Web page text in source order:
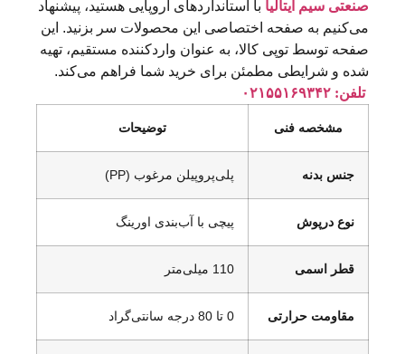
صنعتی سیم ایتالیا با استانداردهای اروپایی هستید، پیشنهاد
می‌کنیم به صفحه اختصاصی این محصولات سر بزنید. این
صفحه توسط توپی کالا، به عنوان واردکننده مستقیم، تهیه
شده و شرایطی مطمئن برای خرید شما فراهم می‌کند.
تلفن: ۰۲۱۵۵۱۶۹۳۴۲
مشخصه فنی توضیحات
جنس بدنه پلی‌پروپیلن مرغوب (PP)
نوع درپوش پیچی با آب‌بندی اورینگ
قطر اسمی 110 میلی‌متر
مقاومت حرارتی 0 تا 80 درجه سانتی‌گراد